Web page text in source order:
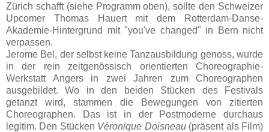
Zürich schafft (siehe Programm oben), sollte den Schweizer
Upcomer Thomas Hauert mit dem Rotterdam-Danse-
Akademie-Hintergrund mit "you've changed" in Bern nicht
verpassen.
Jerome Bel, der selbst keine Tanzausbildung genoss, wurde
in der rein zeitgenössisch orientierten Choreographie-
Werkstatt Angers in zwei Jahren zum Choreographen
ausgebildet. Wo in den beiden Stücken des Festivals
getanzt wird, stammen die Bewegungen von zitierten
Choreographen. Das ist in der Postmoderne durchaus
legitim. Den Stücken Véronique Doisneau(präsent als Film)